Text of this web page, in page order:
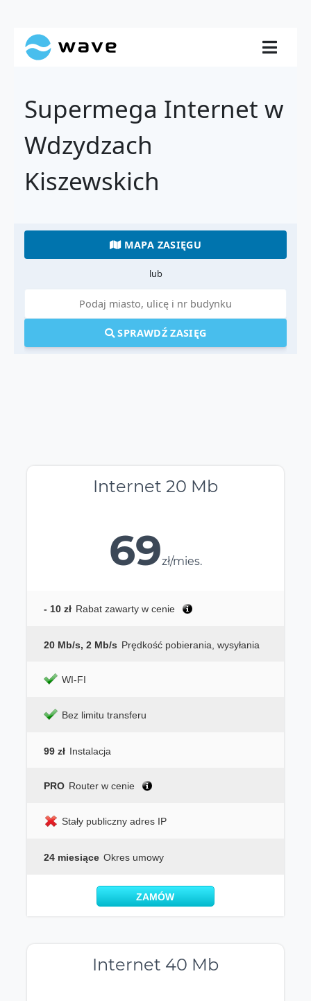
Supermega Internet w
Wdzydzach
Kiszewskich
MAPA ZASIĘGU
lub
SPRAWDŹ ZASIĘG
Internet 20 Mb
69zł/mies.
- 10 zł Rabat zawarty w cenie
20 Mb/s, 2 Mb/s Prędkość pobierania, wysyłania
WI-FI
Bez limitu transferu
99 zł Instalacja
PRO Router w cenie
Stały publiczny adres IP
24 miesiące Okres umowy
ZAMÓW
Internet 40 Mb